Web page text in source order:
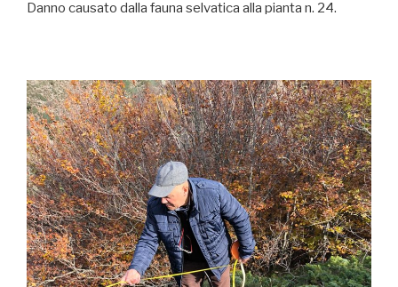
Danno causato dalla fauna selvatica alla pianta n. 24.